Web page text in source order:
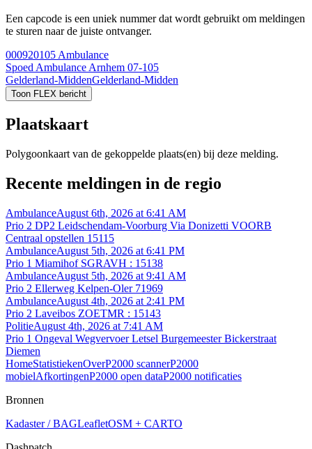
Een capcode is een uniek nummer dat wordt gebruikt om meldingen
te sturen naar de juiste ontvanger.
000920105 Ambulance
Spoed Ambulance Arnhem 07-105
Gelderland-MiddenGelderland-Midden
Toon FLEX bericht
Plaatskaart
Polygoonkaart van de gekoppelde plaats(en) bij deze melding.
Recente meldingen in de regio
AmbulanceAugust 6th, 2026 at 6:41 AM
Prio 2 DP2 Leidschendam-Voorburg Via Donizetti VOORB
Centraal opstellen 15115
AmbulanceAugust 5th, 2026 at 6:41 PM
Prio 1 Miamihof SGRAVH : 15138
AmbulanceAugust 5th, 2026 at 9:41 AM
Prio 2 Ellerweg Kelpen-Oler 71969
AmbulanceAugust 4th, 2026 at 2:41 PM
Prio 2 Laveibos ZOETMR : 15143
PolitieAugust 4th, 2026 at 7:41 AM
Prio 1 Ongeval Wegvervoer Letsel Burgemeester Bickerstraat
Diemen
HomeStatistiekenOverP2000 scannerP2000
mobielAfkortingenP2000 open dataP2000 notificaties
Bronnen
Kadaster / BAGLeafletOSM + CARTO